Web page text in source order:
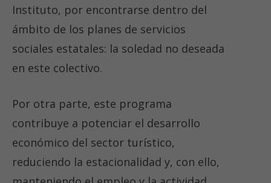
Instituto, por encontrarse dentro del
ámbito de los planes de servicios
sociales estatales: la soledad no deseada
en este colectivo.
Por otra parte, este programa
contribuye a potenciar el desarrollo
económico del sector turístico,
reduciendo la estacionalidad y, con ello,